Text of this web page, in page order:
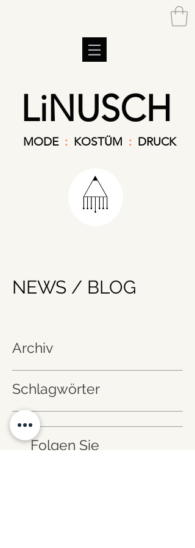
LiNUSCH
MODE : KOSTÜM : DRUCK
NEWS / BLOG
Archiv
Schlagwörter
Folgen Sie